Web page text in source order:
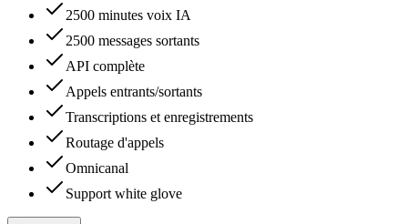
2500 minutes voix IA
2500 messages sortants
API complète
Appels entrants/sortants
Transcriptions et enregistrements
Routage d'appels
Omnicanal
Support white glove